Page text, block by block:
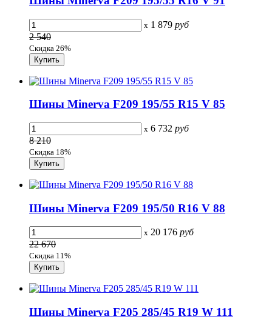
x 1 879 руб
2 540
Скидка 26%
Шины Minerva F209 195/55 R15 V 85
x 6 732 руб
8 210
Скидка 18%
Шины Minerva F209 195/50 R16 V 88
x 20 176 руб
22 670
Скидка 11%
Шины Minerva F205 285/45 R19 W 111